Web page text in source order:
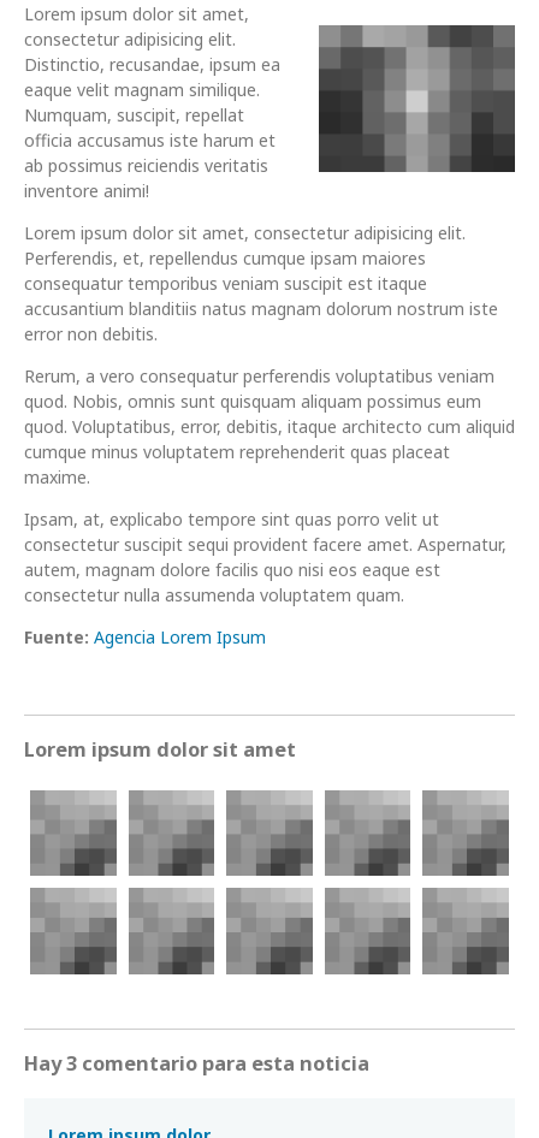
Lorem ipsum dolor sit amet,
consectetur adipisicing elit.
Distinctio, recusandae, ipsum ea
eaque velit magnam similique.
Numquam, suscipit, repellat
officia accusamus iste harum et
ab possimus reiciendis veritatis
inventore animi!
Lorem ipsum dolor sit amet, consectetur adipisicing elit.
Perferendis, et, repellendus cumque ipsam maiores
consequatur temporibus veniam suscipit est itaque
accusantium blanditiis natus magnam dolorum nostrum iste
error non debitis.
Rerum, a vero consequatur perferendis voluptatibus veniam
quod. Nobis, omnis sunt quisquam aliquam possimus eum
quod. Voluptatibus, error, debitis, itaque architecto cum aliquid
cumque minus voluptatem reprehenderit quas placeat
maxime.
Ipsam, at, explicabo tempore sint quas porro velit ut
consectetur suscipit sequi provident facere amet. Aspernatur,
autem, magnam dolore facilis quo nisi eos eaque est
consectetur nulla assumenda voluptatem quam.
Fuente: Agencia Lorem Ipsum
Lorem ipsum dolor sit amet
Hay 3 comentario para esta noticia